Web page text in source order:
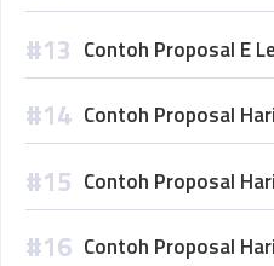
Contoh Proposal E
Contoh Proposal
Contoh Proposal
Contoh Proposal